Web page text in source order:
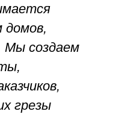
домов,
Мы создаем
грезы